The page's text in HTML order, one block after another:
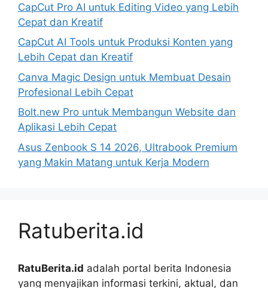
CapCut Pro AI untuk Editing Video yang Lebih
Cepat dan Kreatif
CapCut AI Tools untuk Produksi Konten yang
Lebih Cepat dan Kreatif
Canva Magic Design untuk Membuat Desain
Profesional Lebih Cepat
Bolt.new Pro untuk Membangun Website dan
Aplikasi Lebih Cepat
Asus Zenbook S 14 2026, Ultrabook Premium
yang Makin Matang untuk Kerja Modern
Ratuberita.id
RatuBerita.id adalah portal berita Indonesia
yang menyajikan informasi terkini, aktual, dan